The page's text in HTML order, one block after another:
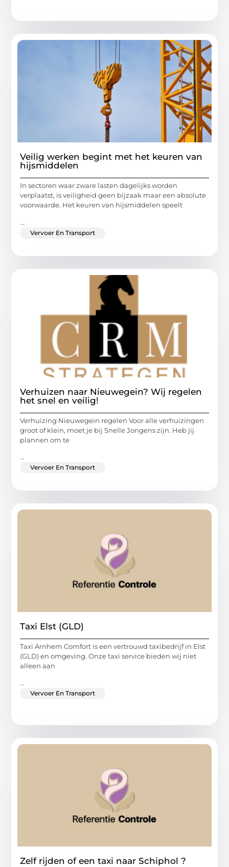
Veilig werken begint met het keuren van
hijsmiddelen
In sectoren waar zware lasten dagelijks worden
verplaatst, is veiligheid geen bijzaak maar een absolute
voorwaarde. Het keuren van hijsmiddelen speelt
...
Vervoer En Transport
Verhuizen naar Nieuwegein? Wij regelen
het snel en veilig!
Verhuizing Nieuwegein regelen Voor alle verhuizingen
groot of klein, moet je bij Snelle Jongens zijn. Heb jij
plannen om te
...
Vervoer En Transport
Taxi Elst (GLD)
Taxi Arnhem Comfort is een vertrouwd taxibedrijf in Elst
(GLD) en omgeving. Onze taxi service bieden wij niet
alleen aan
...
Vervoer En Transport
Zelf rijden of een taxi naar Schiphol ?